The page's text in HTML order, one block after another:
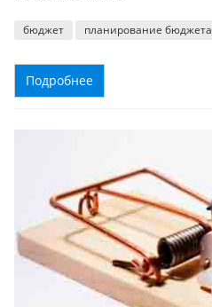
бюджет планирование бюджета
Подробнее